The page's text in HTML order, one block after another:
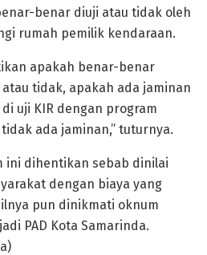
benar diuji atau tidak oleh
rumah pemilik kendaraan.
apakah benar-benar
tidak, apakah ada jaminan
uji KIR dengan program
ada jaminan,” tuturnya.
ini dihentikan sebab dinilai
dengan biaya yang
pun dinikmati oknum
PAD Kota Samarinda.